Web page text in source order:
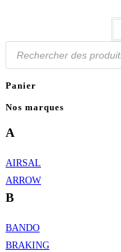
Recherche
Panier
Nos marques
A
AIRSAL
ARROW
B
BANDO
BRAKING